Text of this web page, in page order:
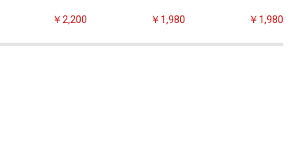
￥2,200 ￥1,980 ￥1,980